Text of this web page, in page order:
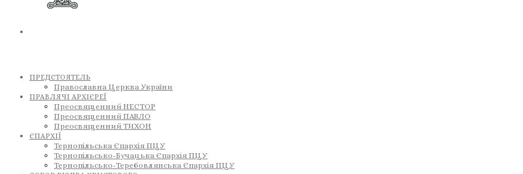
ПРЕДСТОЯТЕЛЬ
Православна Церква України
ПРАВЛЯЧІ АРХІЄРЕЇ
Преосвященний НЕСТОР
Преосвященний ПАВЛО
Преосвященний ТИХОН
ЄПАРХІЇ
Тернопільська Єпархія ПЦУ
Тернопільсько-Бучацька Єпархія ПЦУ
Тернопільсько-Теребовлянська Єпархія ПЦУ